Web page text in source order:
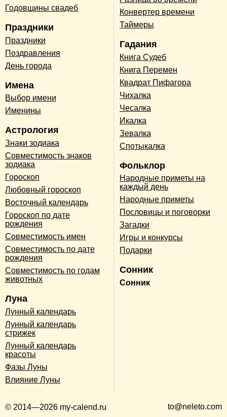
Годовщины свадеб
Праздники
Праздники
Поздравления
День города
Имена
Выбор имени
Именины
Астрология
Знаки зодиака
Совместимость знаков
зодиака
Гороскоп
Любовный гороскоп
Восточный календарь
Гороскоп по дате
рождения
Совместимость имен
Совместимость по дате
рождения
Совместимость по годам
животных
Луна
Лунный календарь
Лунный календарь
стрижек
Лунный календарь
красоты
Фазы Луны
Влияние Луны
Конвертер времени
Таймеры
Гадания
Книга Судеб
Книга Перемен
Квадрат Пифагора
Чихалка
Чесалка
Икалка
Зевалка
Спотыкалка
Фольклор
Народные приметы на
каждый день
Народные приметы
Пословицы и поговорки
Загадки
Игры и конкурсы
Подарки
Сонник
Сонник
© 2014—2026 my-calend.ru to@neleto.com